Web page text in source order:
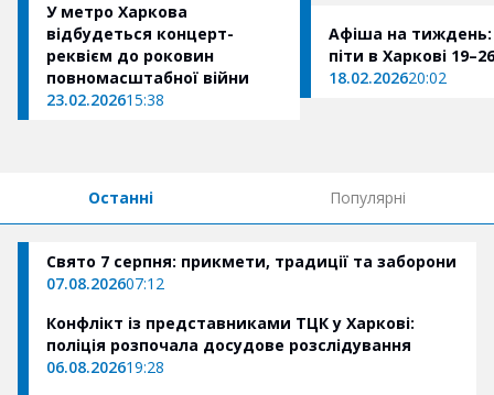
У метро Харкова
відбудеться концерт-
реквієм до роковин
повномасштабної війни
23.02.202615:38
Афіша на
піти в Харкові
18.02.202620:02
Останні Популярні
Свято 7 серпня: прикмети, традиції та заборони
07.08.202607:12
Конфлікт із представниками ТЦК у Харкові:
поліція розпочала досудове розслідування
06.08.202619:28